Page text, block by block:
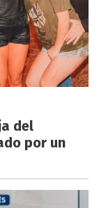
del
por un